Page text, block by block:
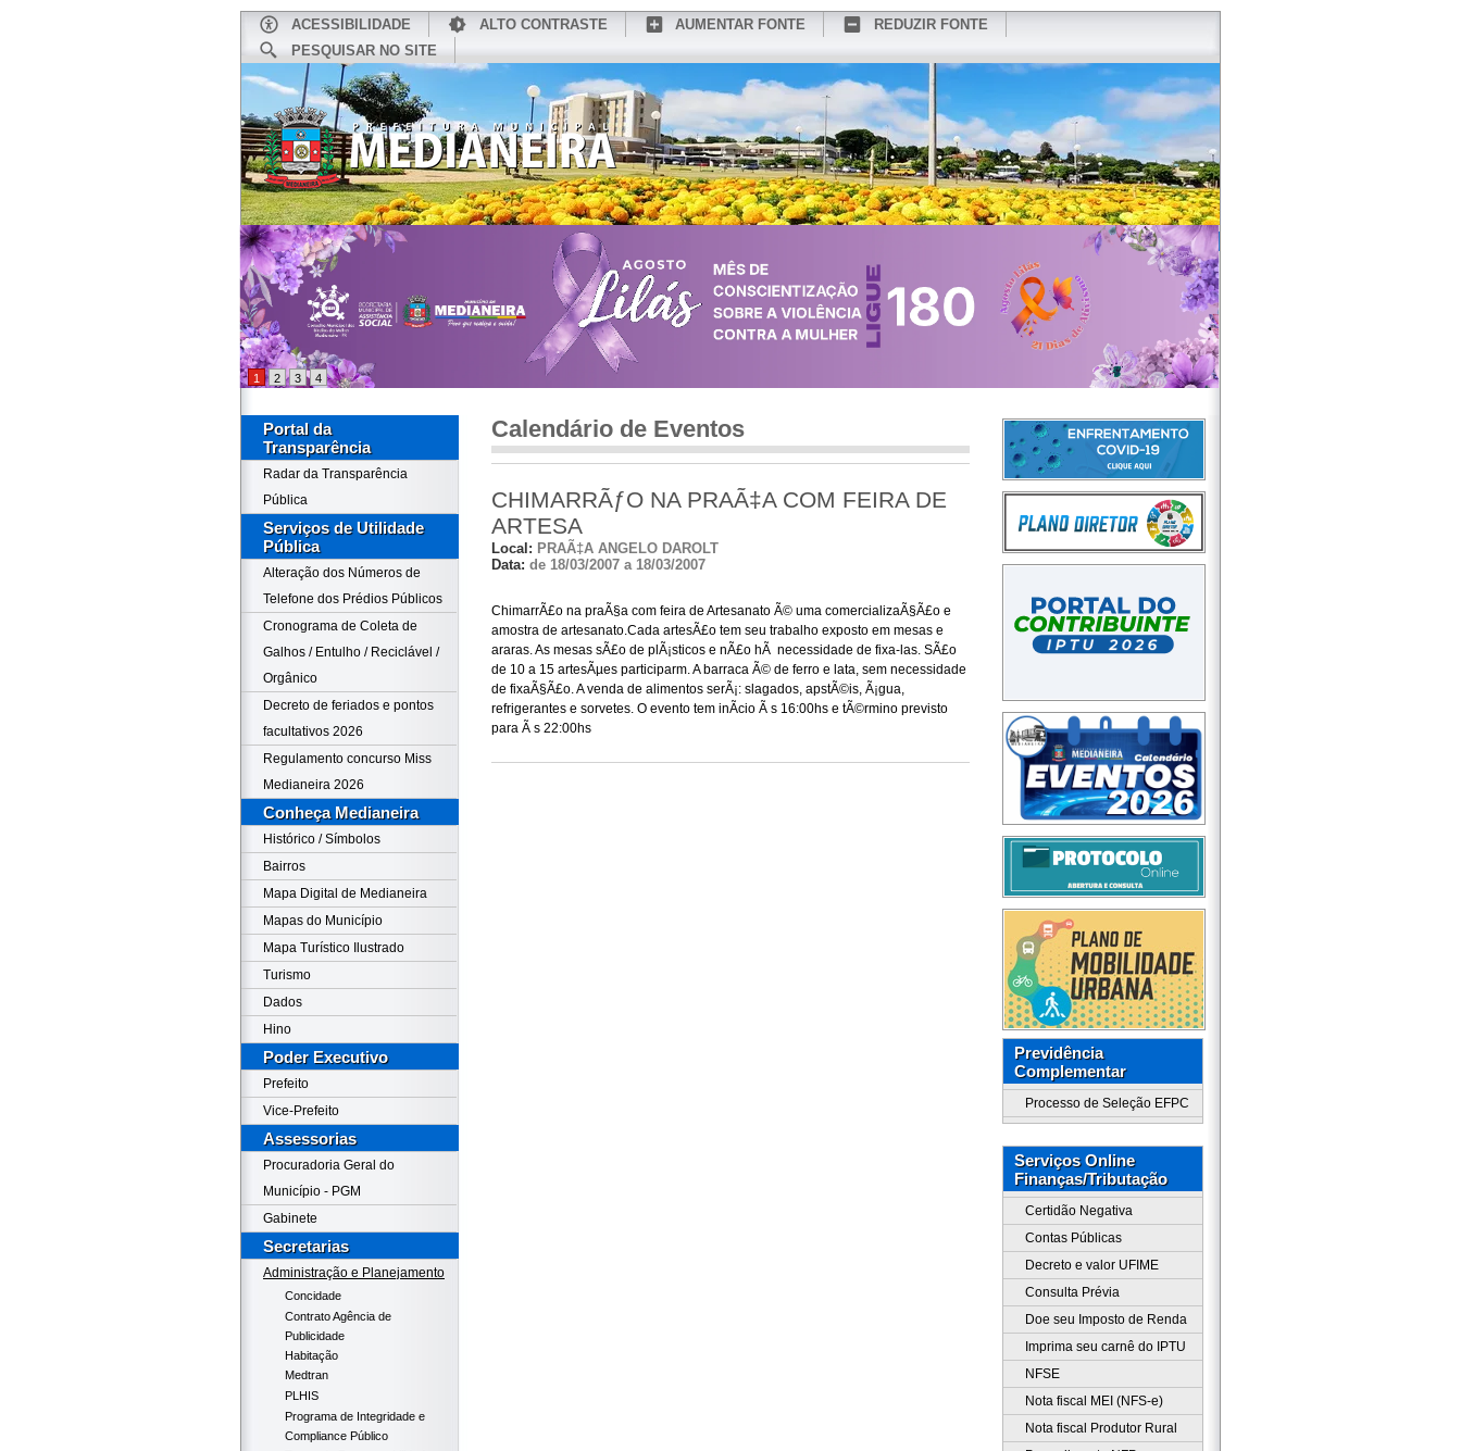
ACESSIBILIDADE ALTO CONTRASTE AUMENTAR FONTE
REDUZIR FONTE
PESQUISAR NO SITE
CONHEÇA MEDIANEIRA REDES SOCIAIS WEBMAIL
1 2 3 4
Portal da
Transparência
Radar da Transparência
Pública
Serviços de Utilidade
Pública
Alteração dos Números de
Telefone dos Prédios Públicos
Cronograma de Coleta de
Galhos / Entulho / Reciclável /
Orgânico
Decreto de feriados e pontos
facultativos 2026
Regulamento concurso Miss
Medianeira 2026
Conheça Medianeira
Histórico / Símbolos
Bairros
Mapa Digital de Medianeira
Mapas do Município
Mapa Turístico Ilustrado
Turismo
Dados
Hino
Poder Executivo
Prefeito
Vice-Prefeito
Assessorias
Procuradoria Geral do
Município - PGM
Gabinete
Secretarias
Administração e Planejamento
Concidade
Contrato Agência de
Publicidade
Habitação
Medtran
PLHIS
Programa de Integridade e
Compliance Público
Calendário de Eventos
CHIMARRÃƒO NA PRAÃ‡A COM FEIRA DE
ARTESA
Local: PRAÃ‡A ANGELO DAROLT
Data: de 18/03/2007 a 18/03/2007
ChimarrÃ£o na praÃ§a com feira de Artesanato Ã© uma comercializaÃ§Ã£o e
amostra de artesanato.Cada artesÃ£o tem seu trabalho exposto em mesas e
araras. As mesas sÃ£o de plÃ¡sticos e nÃ£o hÃ necessidade de fixa-las. SÃ£o
de 10 a 15 artesÃµes participarm. A barraca Ã© de ferro e lata, sem necessidade
de fixaÃ§Ã£o. A venda de alimentos serÃ¡: slagados, apstÃ©is, Ã¡gua,
refrigerantes e sorvetes. O evento tem inÃ­cio Ã s 16:00hs e tÃ©rmino previsto
para Ã s 22:00hs
Previdência
Complementar
Processo de Seleção EFPC
Serviços Online
Finanças/Tributação
Certidão Negativa
Contas Públicas
Decreto e valor UFIME
Consulta Prévia
Doe seu Imposto de Renda
Imprima seu carnê do IPTU
NFSE
Nota fiscal MEI (NFS-e)
Nota fiscal Produtor Rural